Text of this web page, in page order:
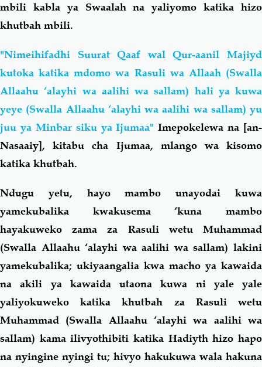
mbili kabla ya Swaalah na yaliyomo katika hizo
khutbah mbili.
"Nimeihifadhi Suurat Qaaf wal Qur-aanil Majiyd
kutoka katika mdomo wa Rasuli wa Allaah (Swalla
Allaahu ‘alayhi wa aalihi wa sallam) hali ya kuwa
yeye (Swalla Allaahu ‘alayhi wa aalihi wa sallam) yu
juu ya Minbar siku ya Ijumaa"Imepokelewa na [an-
Nasaaiy], kitabu cha Ijumaa, mlango wa kisomo
katika khutbah.
Ndugu yetu, hayo mambo unayodai kuwa
yamekubalika kwakusema ‘kuna mambo
hayakuweko zama za Rasuli wetu Muhammad
(Swalla Allaahu ‘alayhi wa aalihi wa sallam) lakini
yamekubalika; ukiyaangalia kwa macho ya kawaida
na akili ya kawaida utaona kuwa ni yale yale
yaliyokuweko katika khutbah za Rasuli wetu
Muhammad (Swalla Allaahu ‘alayhi wa aalihi wa
sallam) kama ilivyothibiti katika Hadiyth hizo hapo
na nyingine nyingi tu; hivyo hakukuwa wala hakuna